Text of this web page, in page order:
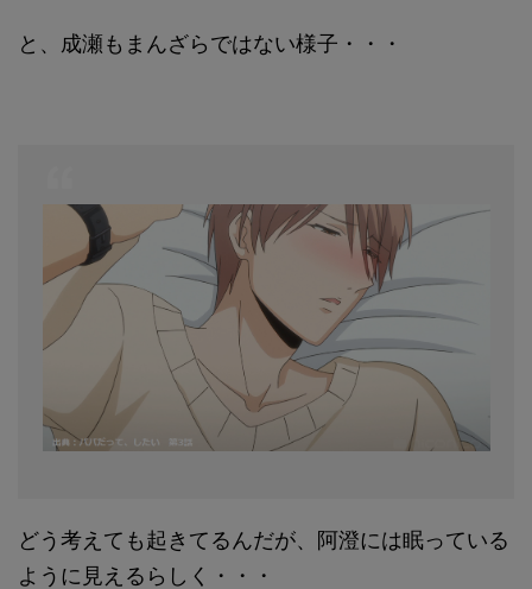
と、成瀬もまんざらではない様子・・・
どう考えても起きてるんだが、阿澄には眠っている
ように見えるらしく・・・